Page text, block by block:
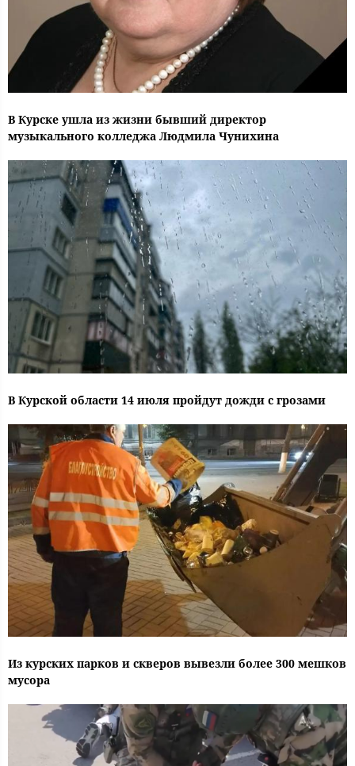
В Курске ушла из жизни бывший директор
музыкального колледжа Людмила Чунихина
В Курской области 14 июля пройдут дожди с грозами
Из курских парков и скверов вывезли более 300 мешков
мусора